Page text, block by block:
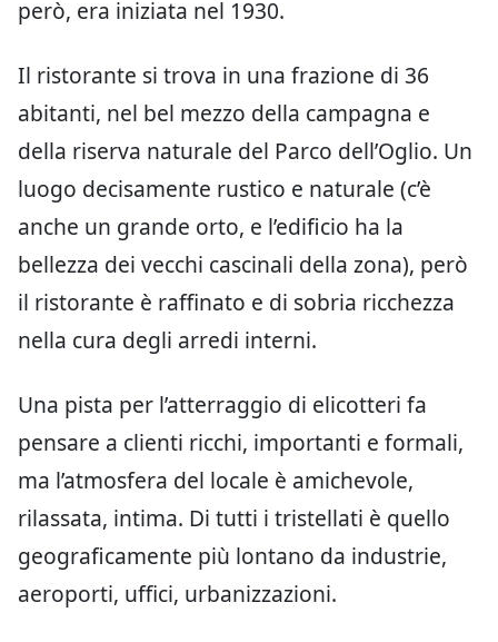
però, era iniziata nel 1930.
Il ristorante si trova in una frazione di 36
abitanti, nel bel mezzo della campagna e
della riserva naturale del Parco dell’Oglio. Un
luogo decisamente rustico e naturale (c’è
anche un grande orto, e l’edificio ha la
bellezza dei vecchi cascinali della zona), però
il ristorante è raffinato e di sobria ricchezza
nella cura degli arredi interni.
Una pista per l’atterraggio di elicotteri fa
pensare a clienti ricchi, importanti e formali,
ma l’atmosfera del locale è amichevole,
rilassata, intima. Di tutti i tristellati è quello
geograficamente più lontano da industrie,
aeroporti, uffici, urbanizzazioni.